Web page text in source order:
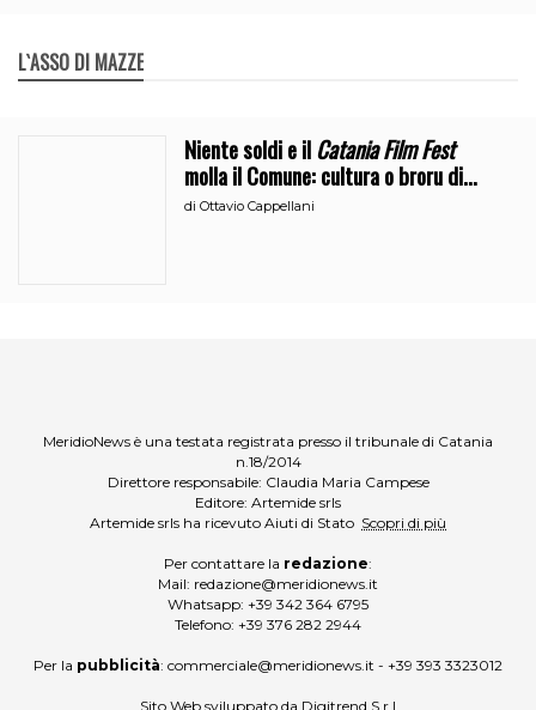
L`ASSO DI MAZZE
Niente soldi e ilCatania Film Fest
molla il Comune: cultura o broru di
ciciri?
diOttavio Cappellani
MeridioNews è una testata registrata presso il tribunale di Catania
n.18/2014
Direttore responsabile: Claudia Maria Campese
Editore: Artemide srls
Artemide srls ha ricevuto Aiuti di Stato Scopri di più
Per contattare la redazione:
Mail: redazione@meridionews.it
Whatsapp: +39 342 364 6795
Telefono: +39 376 282 2944
Per la pubblicità: commerciale@meridionews.it - +39 393 3323012
Sito Web sviluppato da Digitrend S.r.l